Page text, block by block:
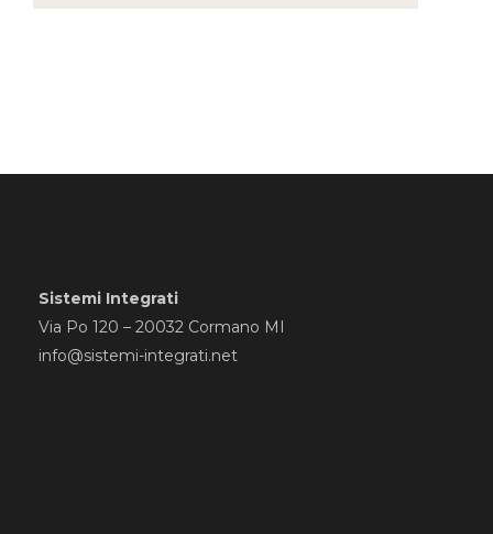
Sistemi Integrati
Via Po 120 – 20032 Cormano MI
info@sistemi-integrati.net